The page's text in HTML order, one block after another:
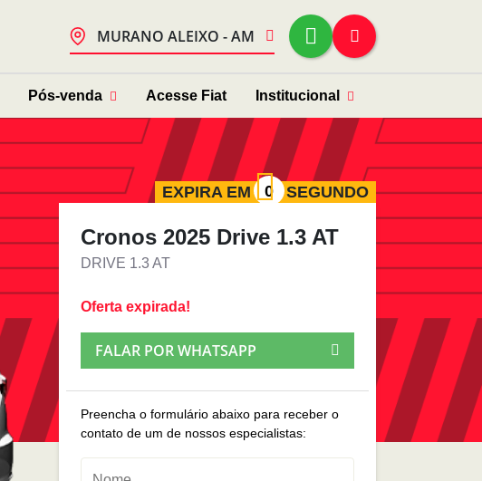
MURANO ALEIXO - AM
Pós-venda Acesse Fiat Institucional
EXPIRA EM SEGUNDO
Cronos 2025 Drive 1.3 AT
DRIVE 1.3 AT
Oferta expirada!
FALAR POR WHATSAPP
Preencha o formulário abaixo para receber o
contato de um de nossos especialistas: